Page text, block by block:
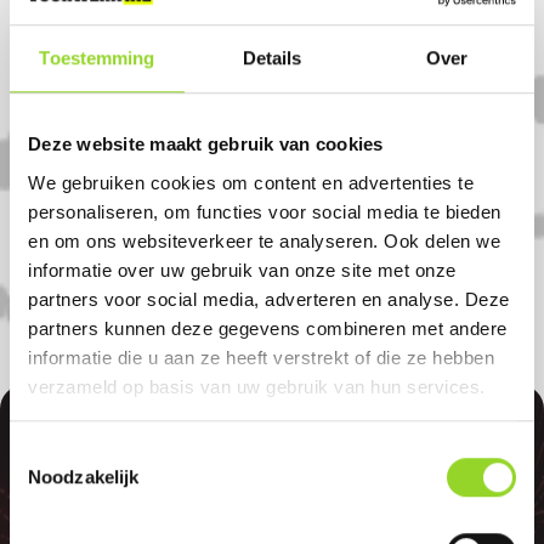
Toestemming Details Over
Deze website maakt gebruik van cookies
We gebruiken cookies om content en advertenties te
personaliseren, om functies voor social media te bieden
en om ons websiteverkeer te analyseren. Ook delen we
informatie over uw gebruik van onze site met onze
partners voor social media, adverteren en analyse. Deze
partners kunnen deze gegevens combineren met andere
informatie die u aan ze heeft verstrekt of die ze hebben
verzameld op basis van uw gebruik van hun services.
Noodzakelijk
Komt u uit Südlohn?
Koop uw vuurwerk dan bij Janfleur
van harte welkom! U bent uiteraard ook
welkom als u uit Oeding, Kotten of
Bredevoort komt.